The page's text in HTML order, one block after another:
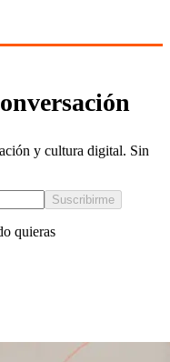
y cultura digital. Sin
Suscribirme
quieras